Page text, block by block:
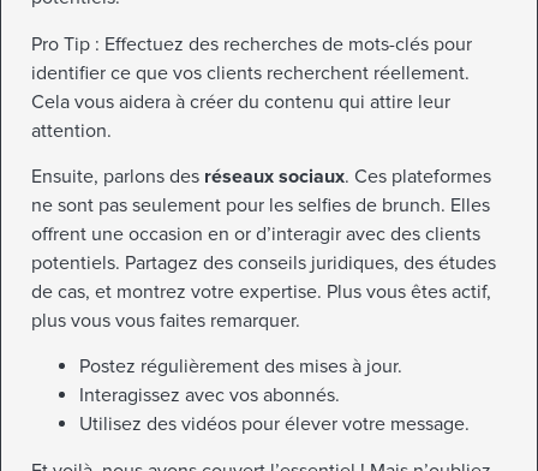
Pro Tip : Effectuez des recherches de mots-clés pour
identifier ce que vos clients recherchent réellement.
Cela vous aidera à créer du contenu qui attire leur
attention.
Ensuite, parlons des réseaux sociaux. Ces plateformes
ne sont pas seulement pour les selfies de brunch. Elles
offrent une occasion en or d’interagir avec des clients
potentiels. Partagez des conseils juridiques, des études
de cas, et montrez votre expertise. Plus vous êtes actif,
plus vous vous faites remarquer.
Postez régulièrement des mises à jour.
Interagissez avec vos abonnés.
Utilisez des vidéos pour élever votre message.